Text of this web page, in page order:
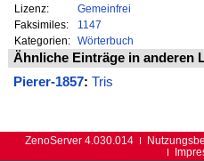
Lizenz:
Gemeinfrei
Faksimiles:
1147
Kategorien:
Wörterbuch
Ähnliche Einträge in anderen
Pierer-1857: Tris
ZenoServer 4.030.014